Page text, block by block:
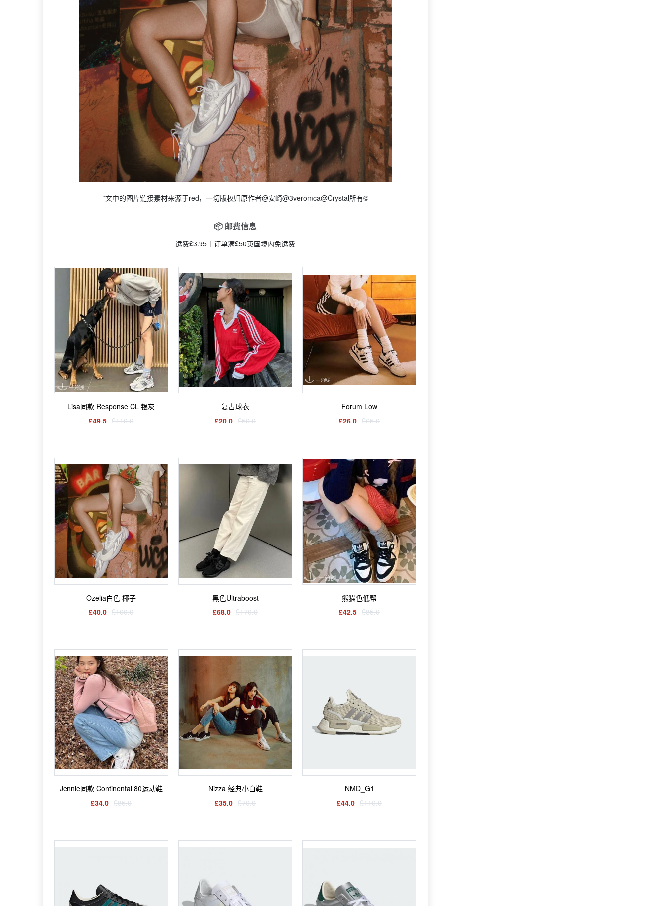
*文中的图片链接素材来源于red，一切版权归原作者@安崎@3veromca@Crystal所有©
📦 邮费信息
运费£3.95｜订单满£50英国境内免运费
Lisa同款 Response CL 银灰
£49.5 £110.0
复古球衣
£20.0 £50.0
Forum Low
£26.0 £65.0
Ozelia白色 椰子
£40.0 £100.0
黑色Ultraboost
£68.0 £170.0
熊猫色低帮
£42.5 £85.0
Jennie同款 Continental 80运动鞋
£34.0 £85.0
Nizza 经典小白鞋
£35.0 £70.0
NMD_G1
£44.0 £110.0